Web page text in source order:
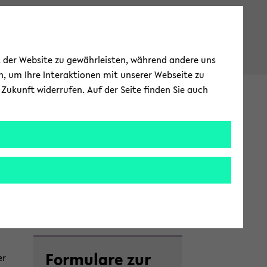
Haupt­
For­mu­la­re zur
Website zu gewährleisten, während andere uns
um Ihre Interaktionen mit unserer Webseite zu
widerrufen. Auf der Seite finden Sie auch